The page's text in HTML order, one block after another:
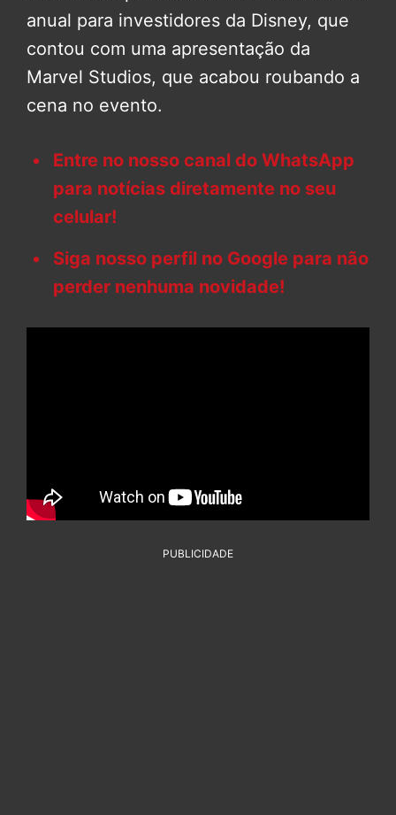
anual para investidores da Disney, que
contou com uma apresentação da
Marvel Studios, que acabou roubando a
cena no evento.
Entre no nosso canal do WhatsApp
para notícias diretamente no seu
celular!
Siga nosso perfil no Google para não
perder nenhuma novidade!
PUBLICIDADE